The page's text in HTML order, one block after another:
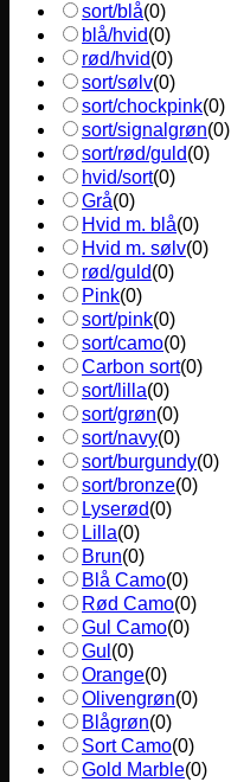
sort/blå(0)
blå/hvid(0)
rød/hvid(0)
sort/sølv(0)
sort/chockpink(0)
sort/signalgrøn(0)
sort/rød/guld(0)
hvid/sort(0)
Grå(0)
Hvid m. blå(0)
Hvid m. sølv(0)
rød/guld(0)
Pink(0)
sort/pink(0)
sort/camo(0)
Carbon sort(0)
sort/lilla(0)
sort/grøn(0)
sort/navy(0)
sort/burgundy(0)
sort/bronze(0)
Lyserød(0)
Lilla(0)
Brun(0)
Blå Camo(0)
Rød Camo(0)
Gul Camo(0)
Gul (0)
Orange(0)
Olivengrøn(0)
Blågrøn(0)
Sort Camo(0)
Gold Marble(0)